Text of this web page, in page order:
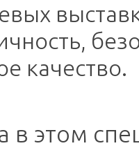
качество.
в этом